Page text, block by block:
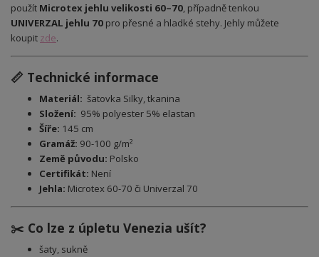
použít Microtex jehlu velikosti 60–70 , případně tenkou
UNIVERZAL jehlu 70 pro přesné a hladké stehy. Jehly můžete
koupit zde.
📏 Technické informace
Materiál: šatovka Silky, tkanina
Složení: 95% polyester 5% elastan
Šíře: 145 cm
Gramáž: 90-100 g/m²
Země původu: Polsko
Certifikát: Není
Jehla: Microtex 60-70 či Univerzal 70
✂️ Co lze z úpletu Venezia ušít?
šaty, sukně